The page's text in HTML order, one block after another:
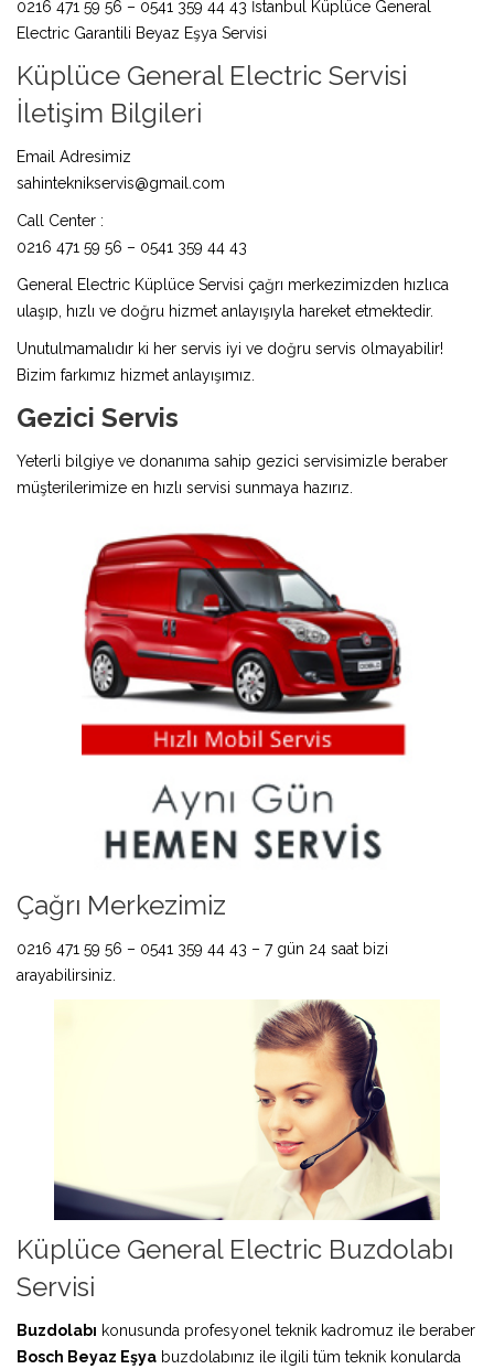
0216 471 59 56 – 0541 359 44 43 İstanbul Küplüce General
Electric Garantili Beyaz Eşya Servisi
Küplüce General Electric Servisi
İletişim Bilgileri
Email Adresimiz
sahinteknikservis@gmail.com
Call Center :
0216 471 59 56 – 0541 359 44 43
General Electric Küplüce Servisi çağrı merkezimizden hızlıca
ulaşıp, hızlı ve doğru hizmet anlayışıyla hareket etmektedir.
Unutulmamalıdır ki her servis iyi ve doğru servis olmayabilir!
Bizim farkımız hizmet anlayışımız.
Gezici Servis
Yeterli bilgiye ve donanıma sahip gezici servisimizle beraber
müşterilerimize en hızlı servisi sunmaya hazırız.
Çağrı Merkezimiz
0216 471 59 56 – 0541 359 44 43 – 7 gün 24 saat bizi
arayabilirsiniz.
Küplüce General Electric Buzdolabı
Servisi
Buzdolabı konusunda profesyonel teknik kadromuz ile beraber
Bosch Beyaz Eşya buzdolabınız ile ilgili tüm teknik konularda